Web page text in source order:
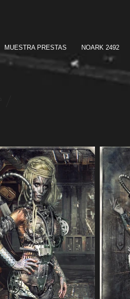
MUESTRA PRESTAS NOARK 2492